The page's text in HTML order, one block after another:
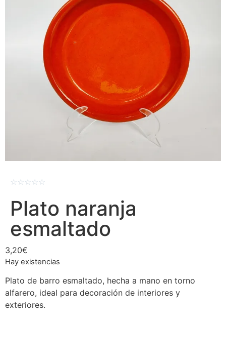
☆☆☆☆☆
Plato naranja
esmaltado
3,20€
Hay existencias
Plato de barro esmaltado, hecha a mano en torno
alfarero, ideal para decoración de interiores y
exteriores.